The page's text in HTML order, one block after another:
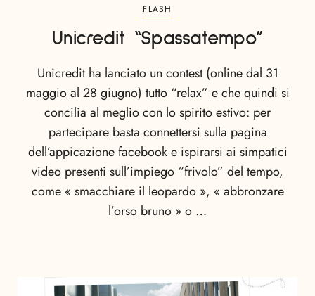
FLASH
Unicredit “Spassatempo”
Unicredit ha lanciato un contest (online dal 31
maggio al 28 giugno) tutto “relax” e che quindi si
concilia al meglio con lo spirito estivo: per
partecipare basta connettersi sulla pagina
dell’appicazione facebook e ispirarsi ai simpatici
video presenti sull’impiego “frivolo” del tempo,
come « smacchiare il leopardo », « abbronzare
l’orso bruno » o …